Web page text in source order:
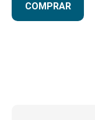
COMPRAR